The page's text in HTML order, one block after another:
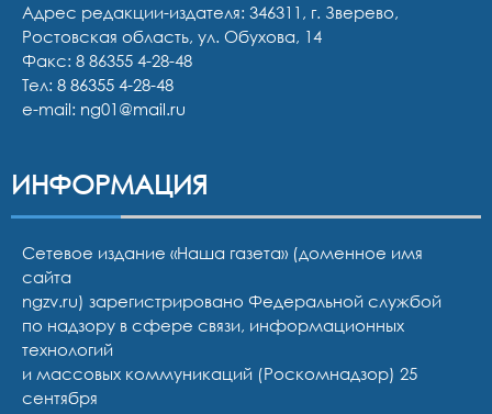
Адрес редакции-издателя: 346311, г. Зверево,
Ростовская область, ул. Обухова, 14
Факс: 8 86355 4-28-48
Тел: 8 86355 4-28-48
e-mail: ng01@mail.ru
ИНФОРМАЦИЯ
Сетевое издание «Наша газета» (доменное имя
сайта
ngzv.ru) зарегистрировано Федеральной службой
по надзору в сфере связи, информационных
технологий
и массовых коммуникаций (Роскомнадзор) 25
сентября